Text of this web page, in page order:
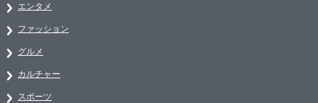
エンタメ
ファッション
グルメ
カルチャー
スポーツ